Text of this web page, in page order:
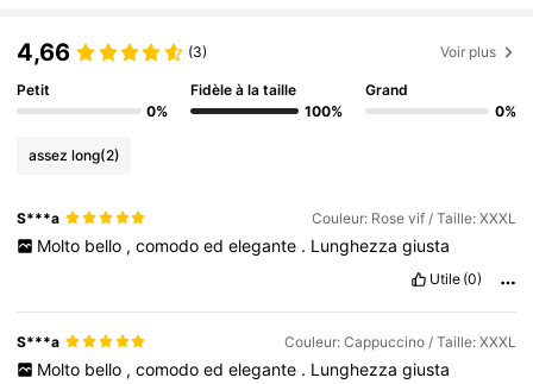
4,66 (3) Voir plus
Petit
0%
Fidèle à la taille
100%
Grand
0%
assez long(2)
S***a Couleur: Rose vif / Taille: XXXL
Molto bello , comodo ed elegante . Lunghezza giusta
Utile (0)
S***a Couleur: Cappuccino / Taille: XXXL
Molto bello , comodo ed elegante . Lunghezza giusta